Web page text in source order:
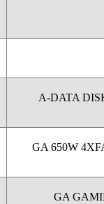
A-DATA
GA 650W
GA